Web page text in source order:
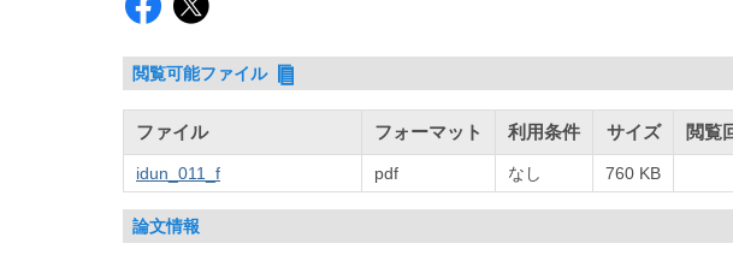
閲覧可能ファイル
ファイル フォーマット 利用条件 サイズ 閲覧
idun_011_f pdf なし 760 KB
論文情報